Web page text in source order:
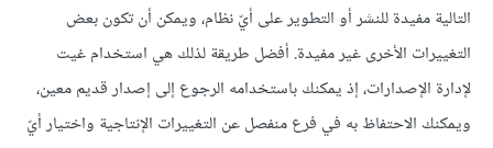
التالية مفيدة للنشر أو التطوير على أيّ نظام، ويمكن أن تكون بعض
التغييرات الأخرى غير مفيدة. أفضل طريقة لذلك هي استخدام غيت
لإدارة الإصدارات، إذ يمكنك باستخدامه الرجوع إلى إصدار قديم معين،
ويمكنك الاحتفاظ به في فرع منفصل عن التغييرات الإنتاجية واختيار أيّ